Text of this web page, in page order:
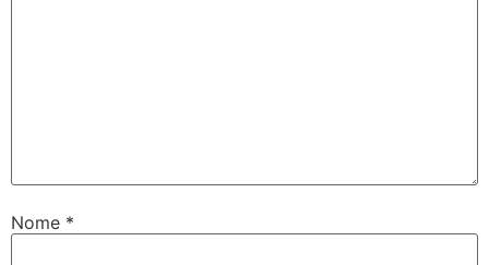
Nome *